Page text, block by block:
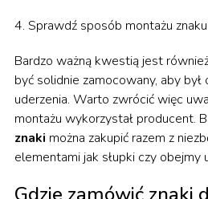
4. Sprawdź sposób montażu znaku
Bardzo ważną kwestią jest
być solidnie zamocowany, aby
uderzenia. Warto zwrócić więc
montażu wykorzystał producent.
znaki można zakupić razem z
elementami jak słupki czy obejmy
Gdzie zamówić znaki